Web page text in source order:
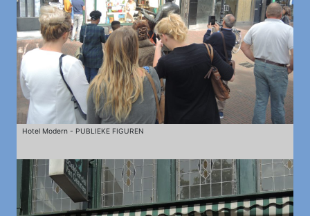
Hotel Modern - PUBLIEKE FIGUREN